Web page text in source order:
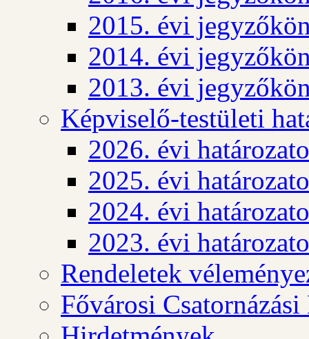
2015. évi
2014. évi
2013. évi
Képviselő-testületi
2026. évi
2025. évi
2024. évi
2023. évi
Rendeletek
Fővárosi